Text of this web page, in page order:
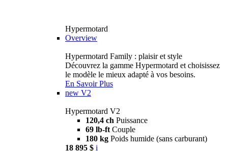
Hypermotard
Overview
Hypermotard Family : plaisir et style
Découvrez la gamme Hypermotard et choisissez
le modèle le mieux adapté à vos besoins.
En Savoir Plus
new V2
Hypermotard V2
120,4 ch Puissance
69 lb-ft Couple
180 kg Poids humide (sans carburant)
18 895 $ i